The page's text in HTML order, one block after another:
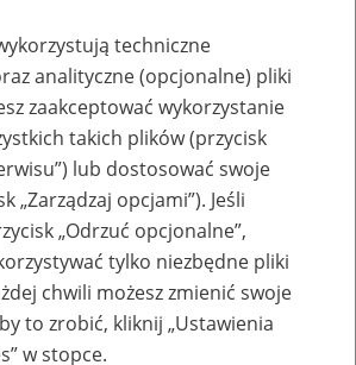
lub
zakładów pracy
techniczne
analityczne (opcjonalne) pliki
zaakceptować wykorzystanie
takich plików (przycisk
lub dostosować swoje
„Zarządzaj opcjami”). Jeśli
„Odrzuć opcjonalne”,
tylko niezbędne pliki
chwili możesz zmienić swoje
to zrobić, kliknij „Ustawienia
w stopce.